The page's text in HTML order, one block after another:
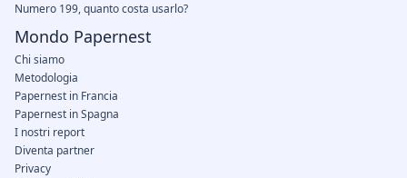
Numero 199, quanto costa usarlo?
Mondo Papernest
Chi siamo
Metodologia
Papernest in Francia
Papernest in Spagna
I nostri report
Diventa partner
Privacy